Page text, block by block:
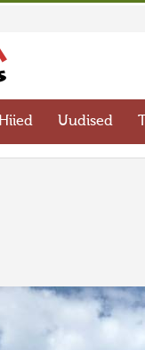
Hiied Uudised